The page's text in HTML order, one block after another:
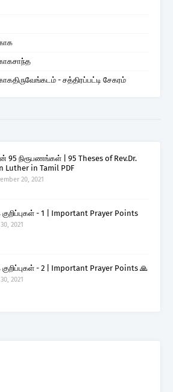
- சத்திரப்பட்டி சேகரம்
95 நிரூபணங்கள் | 95 Theses of Rev.Dr.
Luther in Tamil PDF
20, 2021
- 1 | Important Prayer Points
30, 2021
- 2 | Important Prayer Points 🙏
30, 2021